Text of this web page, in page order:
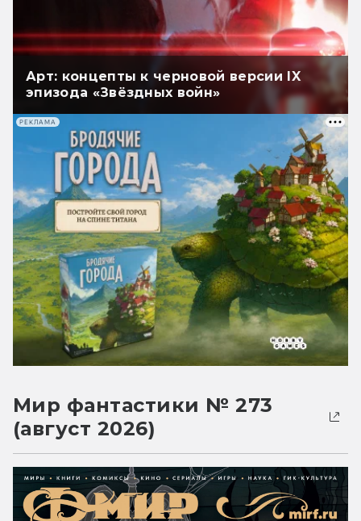
Арт: концепты к черновой версии IX
эпизода «Звёздных войн»
РЕКЛАМА
Мир фантастики № 273
(август 2026)